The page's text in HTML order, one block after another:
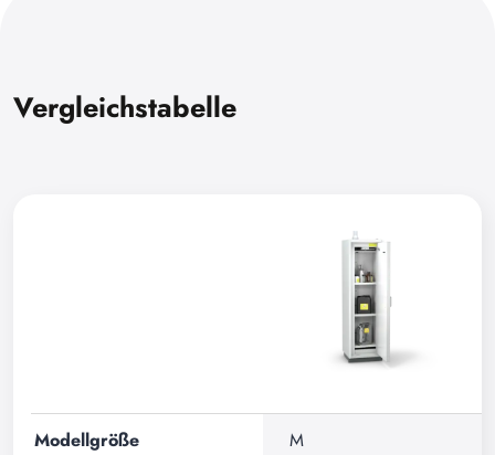
Vergleichstabelle
Modellgröße M